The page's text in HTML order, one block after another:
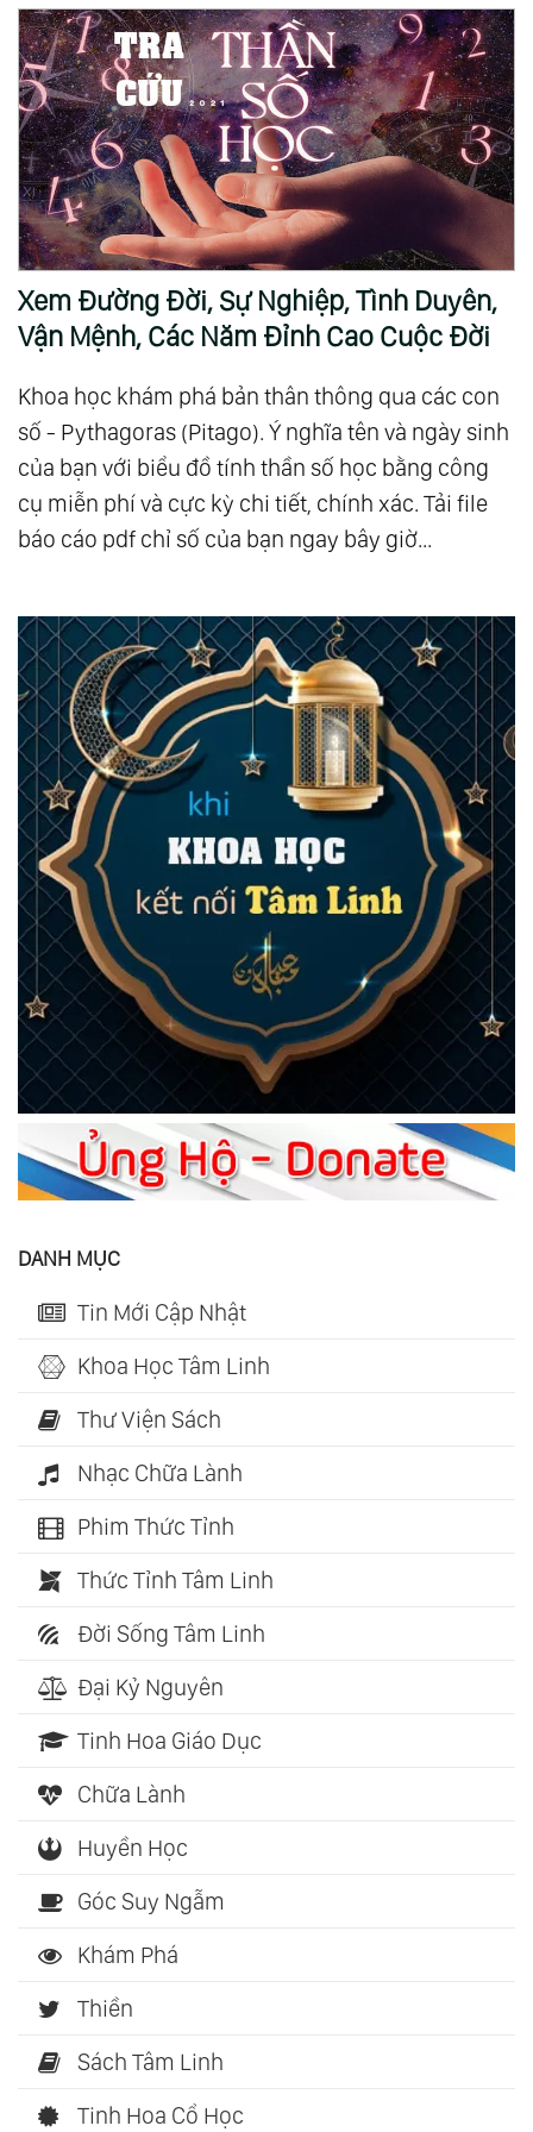
Xem Đường Đời, Sự Nghiệp, Tình Duyên,
Vận Mệnh, Các Năm Đỉnh Cao Cuộc Đời
Khoa học khám phá bản thân thông qua các con
số - Pythagoras (Pitago). Ý nghĩa tên và ngày sinh
của bạn với biểu đồ tính thần số học bằng công
cụ miễn phí và cực kỳ chi tiết, chính xác. Tải file
báo cáo pdf chỉ số của bạn ngay bây giờ...
DANH MỤC
Tin Mới Cập Nhật
Khoa Học Tâm Linh
Thư Viện Sách
Nhạc Chữa Lành
Phim Thức Tỉnh
Thức Tỉnh Tâm Linh
Đời Sống Tâm Linh
Đại Kỷ Nguyên
Tinh Hoa Giáo Dục
Chữa Lành
Huyền Học
Góc Suy Ngẫm
Khám Phá
Thiền
Sách Tâm Linh
Tinh Hoa Cổ Học